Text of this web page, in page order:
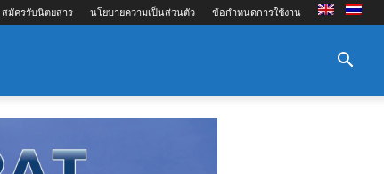
สมัครรับนิตยสาร นโยบายความเป็นส่วนตัว ข้อกำหนดการใช้งาน